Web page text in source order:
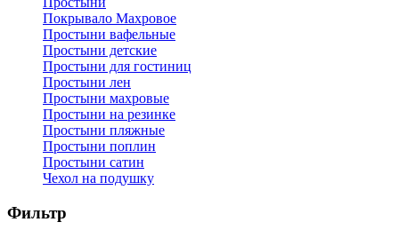
Покрывало Махровое
Простыни вафельные
Простыни детские
Простыни для гостиниц
Простыни лен
Простыни махровые
Простыни на резинке
Простыни пляжные
Простыни поплин
Простыни сатин
Чехол на подушку
Фильтр